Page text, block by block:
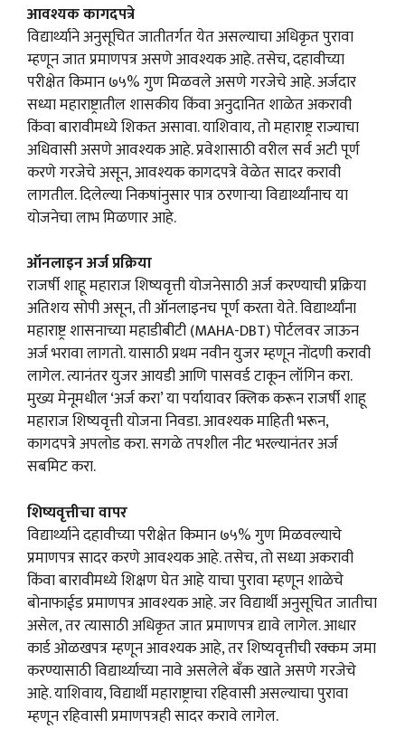
आवश्यक कागदपत्रे
विद्यार्थ्याने अनुसूचित जातीतर्गत येत असल्याचा अधिकृत पुरावा
म्हणून जात प्रमाणपत्र असणे आवश्यक आहे. तसेच, दहावीच्या
परीक्षेत किमान ७५% गुण मिळवले असणे गरजेचे आहे. अर्जदार
सध्या महाराष्ट्रातील शासकीय किंवा अनुदानित शाळेत अकरावी
किंवा बारावीमध्ये शिकत असावा. याशिवाय, तो महाराष्ट्र राज्याचा
अधिवासी असणे आवश्यक आहे. प्रवेशासाठी वरील सर्व अटी पूर्ण
करणे गरजेचे असून, आवश्यक कागदपत्रे वेळेत सादर करावी
लागतील. दिलेल्या निकषांनुसार पात्र ठरणाऱ्या विद्यार्थ्यांनाच या
योजनेचा लाभ मिळणार आहे.
ऑनलाइन अर्ज प्रक्रिया
राजर्षी शाहू महाराज शिष्यवृत्ती योजनेसाठी अर्ज करण्याची प्रक्रिया
अतिशय सोपी असून, ती ऑनलाइनच पूर्ण करता येते. विद्यार्थ्यांना
महाराष्ट्र शासनाच्या महाडीबीटी (MAHA-DBT) पोर्टलवर जाऊन
अर्ज भरावा लागतो. यासाठी प्रथम नवीन युजर म्हणून नोंदणी करावी
लागेल. त्यानंतर युजर आयडी आणि पासवर्ड टाकून लॉगिन करा.
मुख्य मेनूमधील ‘अर्ज करा’ या पर्यायावर क्लिक करून राजर्षी शाहू
महाराज शिष्यवृत्ती योजना निवडा. आवश्यक माहिती भरून,
कागदपत्रे अपलोड करा. सगळे तपशील नीट भरल्यानंतर अर्ज
सबमिट करा.
शिष्यवृत्तीचा वापर
विद्यार्थ्याने दहावीच्या परीक्षेत किमान ७५% गुण मिळवल्याचे
प्रमाणपत्र सादर करणे आवश्यक आहे. तसेच, तो सध्या अकरावी
किंवा बारावीमध्ये शिक्षण घेत आहे याचा पुरावा म्हणून शाळेचे
बोनाफाईड प्रमाणपत्र आवश्यक आहे. जर विद्यार्थी अनुसूचित जातीचा
असेल, तर त्यासाठी अधिकृत जात प्रमाणपत्र द्यावे लागेल. आधार
कार्ड ओळखपत्र म्हणून आवश्यक आहे, तर शिष्यवृत्तीची रक्कम जमा
करण्यासाठी विद्यार्थ्याच्या नावे असलेले बँक खाते असणे गरजेचे
आहे. याशिवाय, विद्यार्थी महाराष्ट्राचा रहिवासी असल्याचा पुरावा
म्हणून रहिवासी प्रमाणपत्रही सादर करावे लागेल.